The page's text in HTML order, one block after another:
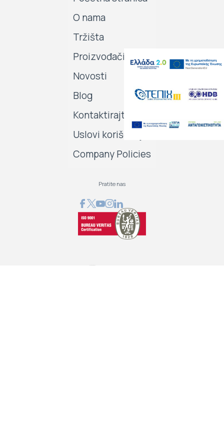
O nama
Tržišta
Proizvođači
Novosti
Blog
Kontaktirajte nas
Uslovi korišćenja
Company Policies
Pratite nas